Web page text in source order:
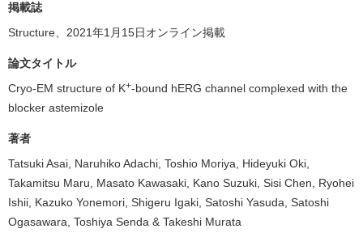
掲載誌
Structure、2021年1月15日オンライン掲載
論文タイトル
Cryo-EM structure of K+-bound hERG channel complexed with the
blocker astemizole
著者
Tatsuki Asai, Naruhiko Adachi, Toshio Moriya, Hideyuki Oki,
Takamitsu Maru, Masato Kawasaki, Kano Suzuki, Sisi Chen, Ryohei
Ishii, Kazuko Yonemori, Shigeru Igaki, Satoshi Yasuda, Satoshi
Ogasawara, Toshiya Senda & Takeshi Murata